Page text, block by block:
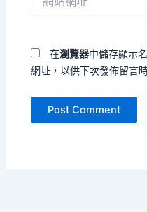
在瀏覽器中儲存顯示
網址，以供下次發佈留言